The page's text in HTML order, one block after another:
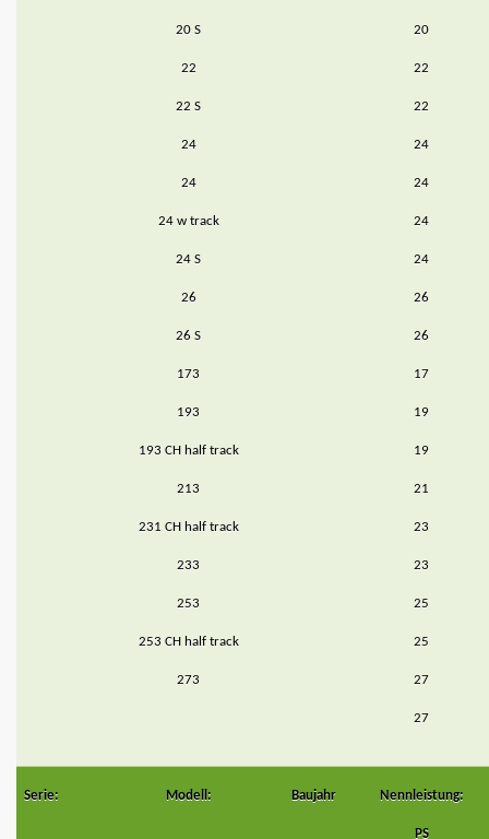
20 S
22
22 S
24
24
24 w track
24 S
26
26 S
173
193
193 CH half track
213
231 CH half track
233
253
253 CH half track
273
20
22
22
24
24
24
24
26
26
17
19
19
21
23
23
25
25
27
27
Serie: Modell: Baujahr Nennleistung:
PS